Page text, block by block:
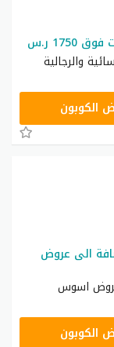
والرجالية
الكوبون
خصم 20% بالإضافة الى عروض
اسوس
الكوبون